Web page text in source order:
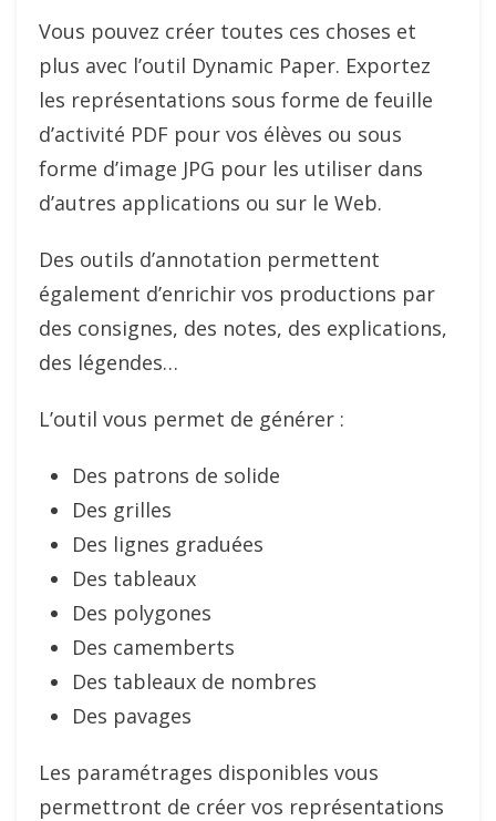
Vous pouvez créer toutes ces choses et
plus avec l’outil Dynamic Paper. Exportez
les représentations sous forme de feuille
d’activité PDF pour vos élèves ou sous
forme d’image JPG pour les utiliser dans
d’autres applications ou sur le Web.
Des outils d’annotation permettent
également d’enrichir vos productions par
des consignes, des notes, des explications,
des légendes…
L’outil vous permet de générer :
Des patrons de solide
Des grilles
Des lignes graduées
Des tableaux
Des polygones
Des camemberts
Des tableaux de nombres
Des pavages
Les paramétrages disponibles vous
permettront de créer vos représentations